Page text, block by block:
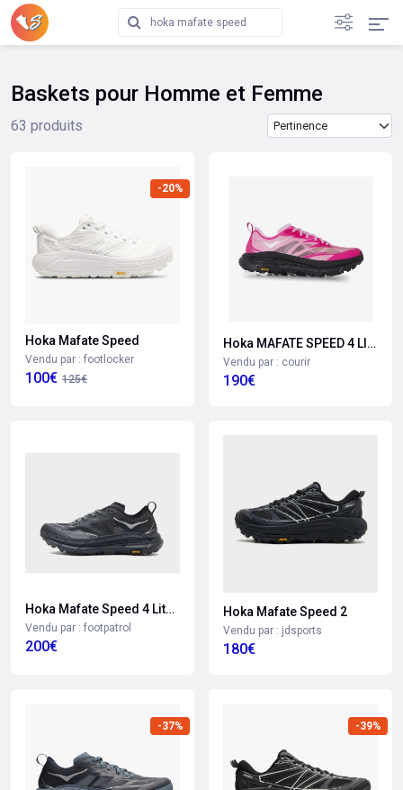
Baskets pour Homme et Femme
63 produits Trier les
-20%
Hoka Mafate Speed
Vendu par : footlocker
100€ 125€
Hoka MAFATE SPEED 4 LITE
Vendu par : courir
190€
Hoka Mafate Speed 4 Lite Wo
Vendu par : footpatrol
200€
Hoka Mafate Speed 2
Vendu par : jdsports
180€
-37% -39%